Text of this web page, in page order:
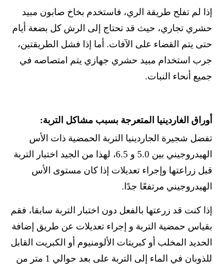
إذا لم تفلح طريقة الري، فاستخدم بخاخ صابون مبيد
حشري تجاري، حيث قد تحتاج إلى الرش كل بضعة أيام
حتى يتم القضاء على الآفات. أما إذا فشل الطريقتين،
جرب استخدام مبيد حشري جهازي يتم امتصاصه في
جميع أنحاء النبات.
أوراق الغاردينيا المتعرجة بسبب مشاكل التربة:
تفضل شجيرة الجاردينيا التربة الحمضية ذات الأس
الهيدروجيني بين 5.0 و 6.5، لهذا
من الجيد اختبار التربة
قبل زراعتها وإجراء تعديلات إذا كان مستوى الأس
الهيدروجيني مرتفعًا جدًا.
إذا كنت قد زرعتها بالفعل دون اختبار التربة سابقا، فقم
بقياس حمضية التربة و إجراء تعديلات عن طريق إضافة
الحديد المخلب أو كبريتات الألومنيوم أو الكبريت القابل
للذوبان في الماء إلى التربة على بعد حوالي 1 متر من